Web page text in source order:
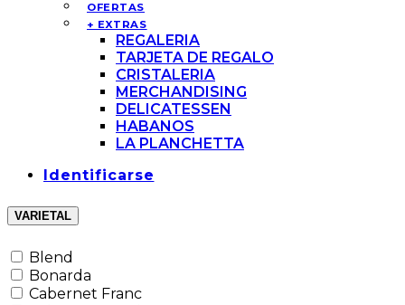
OFERTAS
+ EXTRAS
REGALERIA
TARJETA DE REGALO
CRISTALERIA
MERCHANDISING
DELICATESSEN
HABANOS
LA PLANCHETTA
Identificarse
VARIETAL
Blend
Bonarda
Cabernet Franc